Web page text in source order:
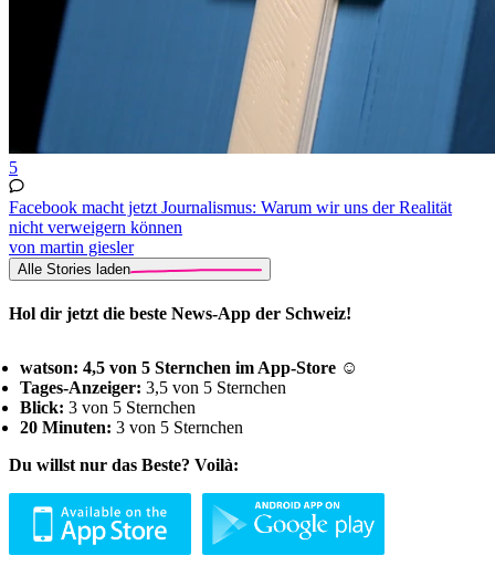
5
Facebook macht jetzt Journalismus: Warum wir uns der Realität
nicht verweigern können
von martin giesler
Alle Stories laden
Hol dir jetzt die beste News-App der Schweiz!
watson: 4,5 von 5 Sternchen im App-Store ☺
Tages-Anzeiger: 3,5 von 5 Sternchen
Blick: 3 von 5 Sternchen
20 Minuten: 3 von 5 Sternchen
Du willst nur das Beste? Voilà: